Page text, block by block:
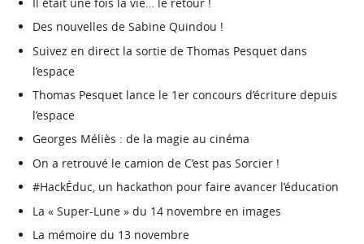
Des nouvelles de Sabine Quindou !
Suivez en direct la sortie de Thomas Pesquet dans
l’espace
Thomas Pesquet lance le 1er concours d’écriture depuis
l’espace
Georges Méliès : de la magie au cinéma
On a retrouvé le camion de C’est pas Sorcier !
#HackÉduc, un hackathon pour faire avancer l’éducation
La « Super-Lune » du 14 novembre en images
La mémoire du 13 novembre